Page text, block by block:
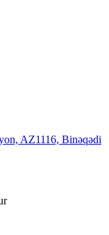
AZ1116, Binəqədi